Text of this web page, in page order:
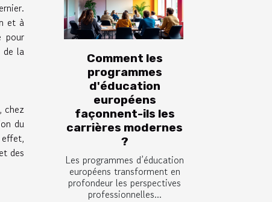
et à
pour
de la
chez
du
des
Comment les
programmes
d'éducation
européens
façonnent-ils les
carrières modernes
?
Les programmes d’éducation
européens transforment en
profondeur les perspectives
professionnelles...